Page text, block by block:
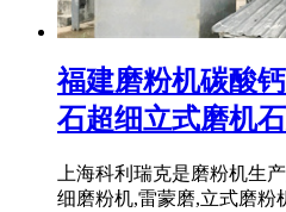
福建磨粉机碳酸
石超细立式磨机
上海科利瑞克是磨粉机生
细磨粉机,雷蒙磨,立式磨粉